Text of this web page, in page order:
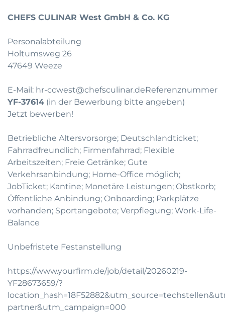
CHEFS CULINAR West GmbH & Co. KG
Personalabteilung
Holtumsweg 26
47649 Weeze
E-Mail: hr-ccwest@chefsculinar.deReferenznummer
YF-37614 (in der Bewerbung bitte angeben)
Jetzt bewerben!
Betriebliche Altersvorsorge; Deutschlandticket;
Fahrradfreundlich; Firmenfahrrad; Flexible
Arbeitszeiten; Freie Getränke; Gute
Verkehrsanbindung; Home-Office möglich;
JobTicket; Kantine; Monetäre Leistungen; Obstkorb;
Öffentliche Anbindung; Onboarding; Parkplätze
vorhanden; Sportangebote; Verpflegung; Work-Life-
Balance
Unbefristete Festanstellung
https://www.yourfirm.de/job/detail/20260219-
YF28673659/?
partner&utm_campaign=000